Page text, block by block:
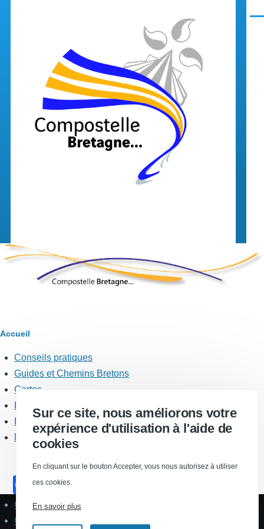
Fil
d'Ariane
Accueil
Menu
Chemins
Conseils pratiques
Guides et Chemins Bretons
Cartes
Listes d'hébergements
Marches
F
a
c
PiedContact
Qui sommes-nous ?
Sur ce site, nous améliorons votre
expérience d'utilisation à l'aide de
cookies
En cliquant sur le bouton Accepter, vous nous autorisez à utiliser
ces cookies.
En savoir plus